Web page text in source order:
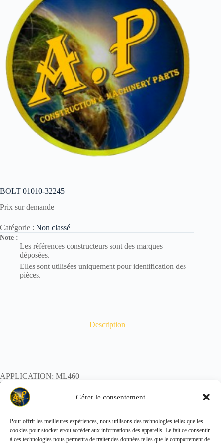
Gérer le consentement
Pour offrir les meilleures expériences, nous utilisons des technologies telles que les
cookies pour stocker et/ou accéder aux informations des appareils. Le fait de consentir
à ces technologies nous permettra de traiter des données telles que le comportement de
BOLT 01010-32245
Prix sur demande
Catégorie : Non classé
Note :
Les références constructeurs sont des marques
déposées.
Elles sont utilisées uniquement pour identification des
pièces.
Description
APPLICATION: ML460
REF:
POIDS:
Copyright © 2026 - ALL PARTS FRANCE SAS